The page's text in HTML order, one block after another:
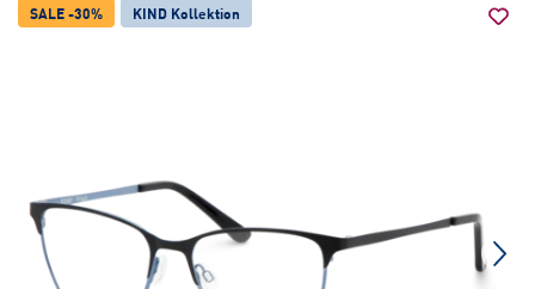
SALE -30% KIND Kollektion